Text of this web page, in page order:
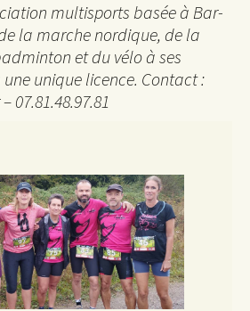
multisports basée à Bar-
la marche nordique, de la
et du vélo à ses
unique licence. Contact :
07.81.48.97.81